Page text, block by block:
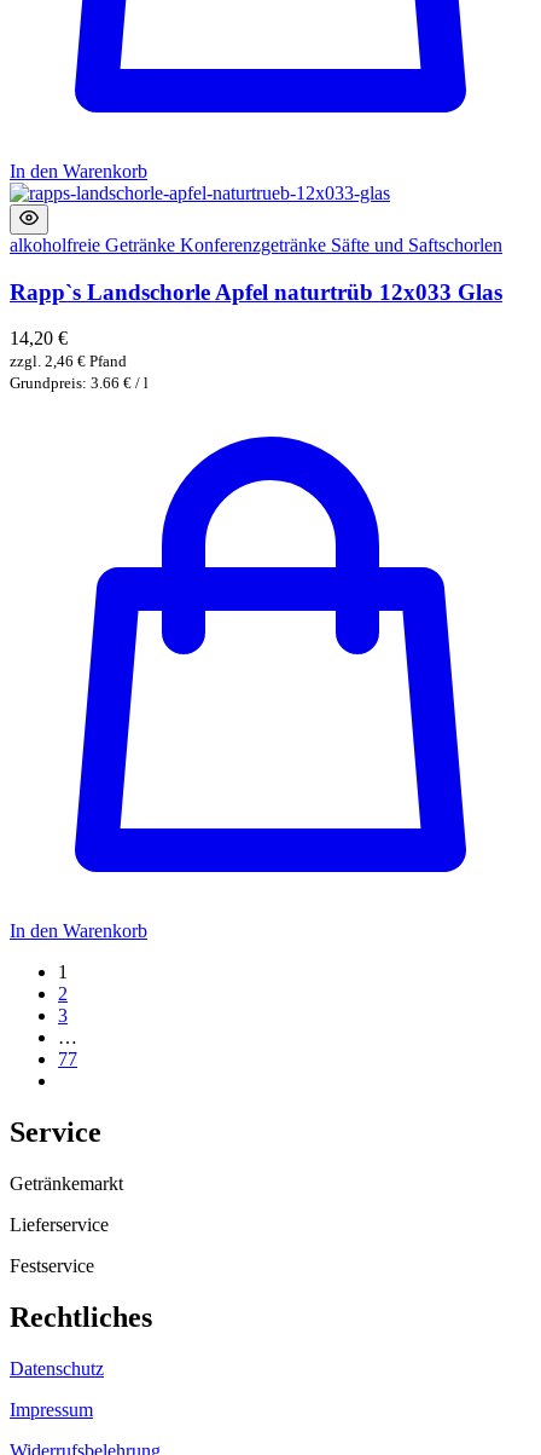
In den Warenkorb
alkoholfreie Getränke Konferenzgetränke Säfte und Saftschorlen
Rapp`s Landschorle Apfel naturtrüb 12x033 Glas
14,20 €
zzgl. 2,46 € Pfand
Grundpreis: 3.66 € / l
In den Warenkorb
1
2
3
…
77
Service
Getränkemarkt
Lieferservice
Festservice
Rechtliches
Datenschutz
Impressum
Widerrufsbelehrung